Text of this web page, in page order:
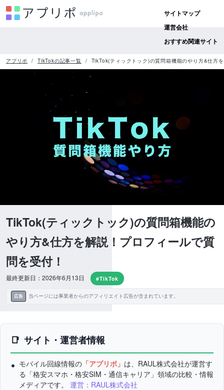
サイトマップ
運営会社
おすすめ関連サイト
アプリポ TikTokの記事一覧 TikTok(ティックトック)の質問箱機能のやり方&仕方
TikTok(ティックトック)の質問箱機能の
やり方&仕方を解説！プロフィールで質
問を受付！
最終更新日：2026年6月13日 #TikTok
広告 当ページには事業者からのアフィリエイト広告が含まれています。
サイト・運営者情報
モバイル回線情報の 「アプリポ」 は、RAUL株式会社が運営す
る「格安スマホ・格安SIM・通信キャリア」領域の比較・情報
メディアです。 運営：RAUL株式会社